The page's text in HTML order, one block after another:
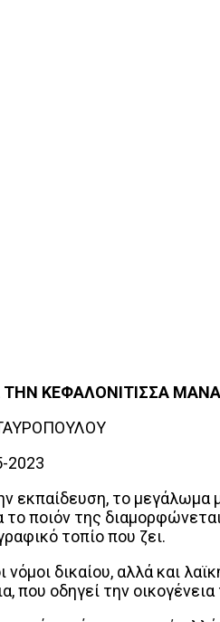
ΤΗΝ ΚΕΦΑΛΟΝΙΤΙΣΣΑ ΜΑΝΑ
2023
το μεγάλωμα
ποιόν της
τοπίο που ζει.
δικαίου, αλλά και
οδηγεί την